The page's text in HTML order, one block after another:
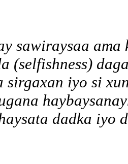
sawiraysaa ama
(selfishness)
sirgaxan iyo si
dadka iyo